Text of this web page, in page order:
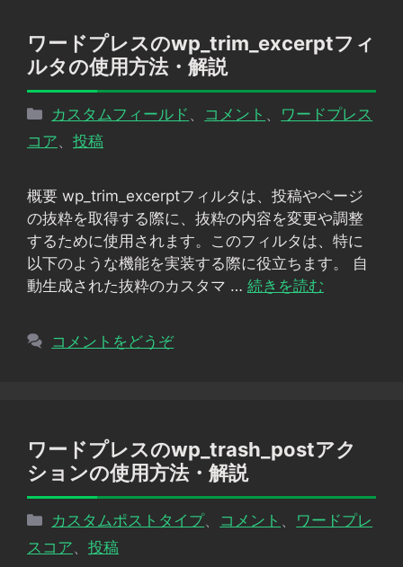
ワードプレスのwp_trim_excerptフィ
ルタの使用方法・解説
カ
テ
ー
カスタムフィールド コメント
ワードプレス
コア
投稿
概要 wp_trim_excerptフィルタは、投稿やページ
の抜粋を取得する際に、抜粋の内容を変更や調整
するために使用されます。このフィルタは、特に
以下のような機能を実装する際に役立ちます。 自
動生成された抜粋のカスタマ … 続きを読む
コメントをどうぞ
ワードプレスのwp_trash_postアク
ションの使用方法・解説
カ
テ
カスタムポストタイプ、 コメント
ワードプレ
スコア
投稿